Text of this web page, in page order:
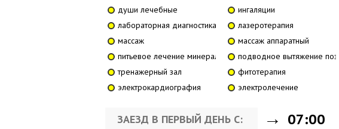
души лечебные
ингаляции
лабораторная диагностика
лазеротерапия
массаж
массаж аппаратный
питьевое лечение минеральной водойподводное вытяжение
тренажерный зал
фитотерапия
электрокардиография
электролечение
ЗАЕЗД В ПЕРВЫЙ ДЕНЬ С: 07:00